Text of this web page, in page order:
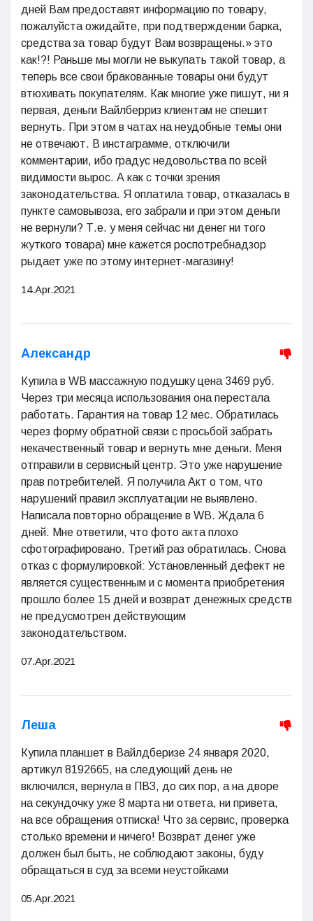
дней Вам предоставят информацию по товару,
пожалуйста ожидайте, при подтверждении барка,
средства за товар будут Вам возвращены.» это
как!?! Раньше мы могли не выкупать такой товар, а
теперь все свои бракованные товары они будут
втюхивать покупателям. Как многие уже пишут, ни я
первая, деньги Вайлберриз клиентам не спешит
вернуть. При этом в чатах на неудобные темы они
не отвечают. В инстаграмме, отключили
комментарии, ибо градус недовольства по всей
видимости вырос. А как с точки зрения
законодательства. Я оплатила товар, отказалась в
пункте самовывоза, его забрали и при этом деньги
не вернули? Т.е. у меня сейчас ни денег ни того
жуткого товара) мне кажется роспотребнадзор
рыдает уже по этому интернет-магазину!
14.Apr.2021
Александр
Купила в WB массажную подушку цена 3469 руб.
Через три месяца использования она перестала
работать. Гарантия на товар 12 мес. Обратилась
через форму обратной связи с просьбой забрать
некачественный товар и вернуть мне деньги. Меня
отправили в сервисный центр. Это уже нарушение
прав потребителей. Я получила Акт о том, что
нарушений правил эксплуатации не выявлено.
Написала повторно обращение в WB. Ждала 6
дней. Мне ответили, что фото акта плохо
сфотографировано. Третий раз обратилась. Снова
отказ с формулировкой: Установленный дефект не
является существенным и с момента приобретения
прошло более 15 дней и возврат денежных средств
не предусмотрен действующим
законодательством.
07.Apr.2021
Леша
Купила планшет в Вайлдберизе 24 января 2020,
артикул 8192665, на следующий день не
включился, вернула в ПВЗ, до сих пор, а на дворе
на секундочку уже 8 марта ни ответа, ни привета,
на все обращения отписка! Что за сервис, проверка
столько времени и ничего! Возврат денег уже
должен был быть, не соблюдают законы, буду
обращаться в суд за всеми неустойками
05.Apr.2021